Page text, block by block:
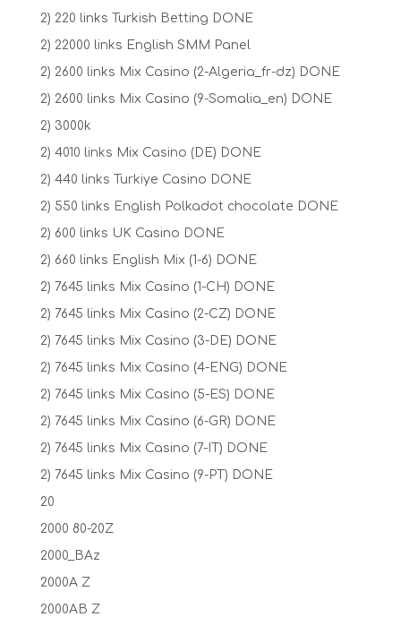
2) 220 links Turkish Betting DONE
2) 22000 links English SMM Panel
2) 2600 links Mix Casino (2-Algeria_fr-dz) DONE
2) 2600 links Mix Casino (9-Somalia_en) DONE
2) 3000k
2) 4010 links Mix Casino (DE) DONE
2) 440 links Turkiye Casino DONE
2) 550 links English Polkadot chocolate DONE
2) 600 links UK Casino DONE
2) 660 links English Mix (1-6) DONE
2) 7645 links Mix Casino (1-CH) DONE
2) 7645 links Mix Casino (2-CZ) DONE
2) 7645 links Mix Casino (3-DE) DONE
2) 7645 links Mix Casino (4-ENG) DONE
2) 7645 links Mix Casino (5-ES) DONE
2) 7645 links Mix Casino (6-GR) DONE
2) 7645 links Mix Casino (7-IT) DONE
2) 7645 links Mix Casino (9-PT) DONE
20
2000 80-20Z
2000_BAz
2000A Z
2000AB Z